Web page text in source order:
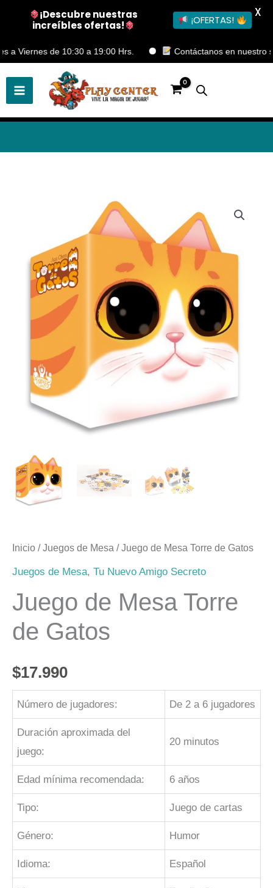
de 10:30 a 19:00 Hrs. Contáctanos en nuestro sitio
al
contenido
Inicio /Juegos de Mesa / Juego de Mesa Torre de Gatos
Juegos de Mesa, Tu Nuevo Amigo Secreto
Juego de Mesa Torre
de Gatos
$17.990
Número de jugadores: De 2 a 6 jugadores
Duración aproximada del
juego:
20 minutos
Edad mínima recomendada: 6 años
Tipo: Juego de cartas
Género: Humor
Idioma: Español
¡Descubre nuestras
increíbles ofertas!
¡OFERTAS!
X